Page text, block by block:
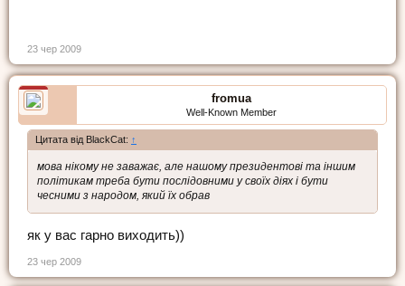
23 чер 2009
fromua
Well-Known Member
Цитата від BlackCat: ↑
мова нікому не заважає, але нашому президентові та іншим
політикам треба бути послідовними у своїх діях і бути
чесними з народом, який їх обрав
як у вас гарно виходить))
23 чер 2009